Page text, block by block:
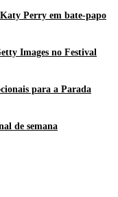
Perry em bate-papo
Images no Festival
para a Parada
de semana